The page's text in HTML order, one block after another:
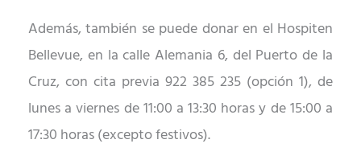
Además, también se puede donar en el Hospiten
Bellevue, en la calle Alemania 6, del Puerto de la
Cruz, con cita previa 922 385 235 (opción 1), de
lunes a viernes de 11:00 a 13:30 horas y de 15:00 a
17:30 horas (excepto festivos).